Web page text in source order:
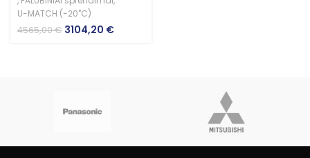
U-MATCH (-20˚C)
4565,00€ Original
3104,20 €Current